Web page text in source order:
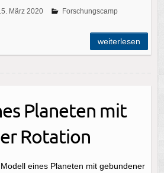
März 2020
Forschungscamp
weiterlesen
Planeten mit
Rotation
eines Planeten mit gebundener